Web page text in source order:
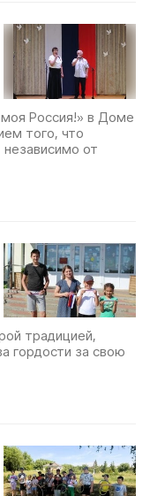
Россия!» в Доме
того, что
от
традицией,
гордости за свою